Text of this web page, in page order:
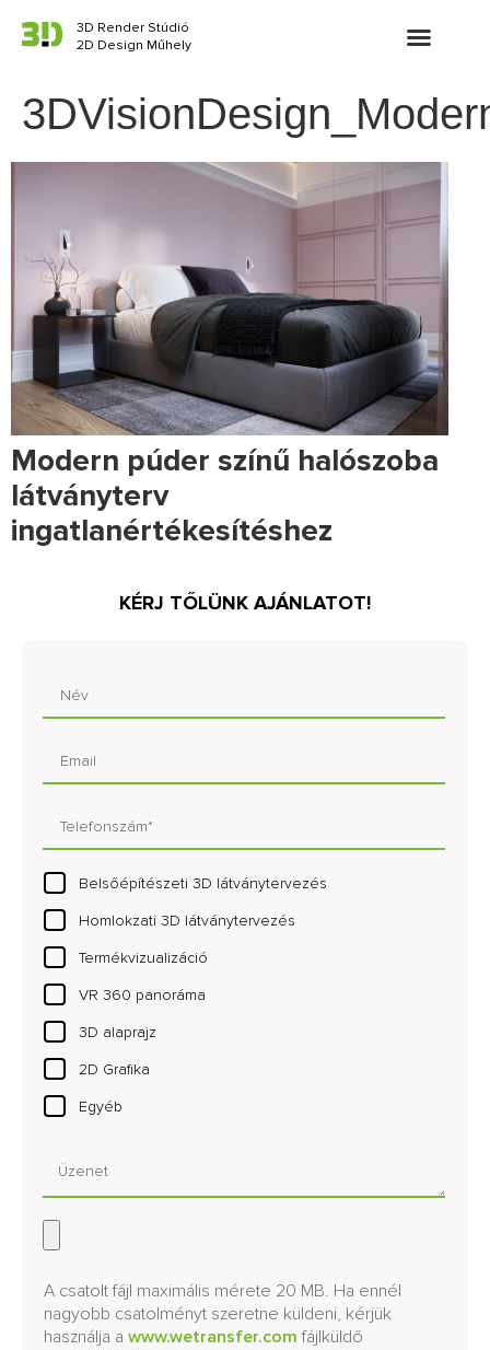
3D Render Stúdió
2D Design Műhely
Modern púder színű halószoba
látványterv
ingatlanértékesítéshez
KÉRJ TŐLÜNK AJÁNLATOT!
Belsőépítészeti 3D látványtervezés
Homlokzati 3D látványtervezés
Termékvizualizáció
VR 360 panoráma
3D alaprajz
2D Grafika
Egyéb
A csatolt fájl maximális mérete 20 MB. Ha ennél
nagyobb csatolményt szeretne küldeni, kérjük
használja a www.wetransfer.com fájlküldő